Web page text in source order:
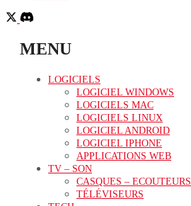
MENU
LOGICIELS
LOGICIEL WINDOWS
LOGICIELS MAC
LOGICIELS LINUX
LOGICIEL ANDROID
LOGICIEL IPHONE
APPLICATIONS WEB
TV – SON
CASQUES – ECOUTEURS
TÉLÉVISEURS